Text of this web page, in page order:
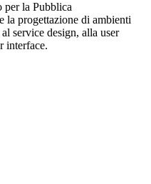
per la Pubblica
la progettazione di ambienti
service design, alla user
interface.